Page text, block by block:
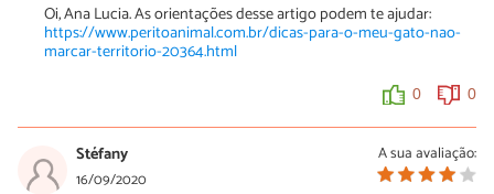
Oi, Ana Lucia. As orientações desse artigo podem te ajudar:
https://www.peritoanimal.com.br/dicas-para-o-meu-gato-nao-
marcar-territorio-20364.html
0 0
A sua avaliação:
Stéfany
16/09/2020